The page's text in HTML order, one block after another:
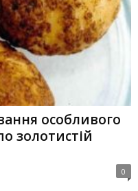
особливого
золотистій
0